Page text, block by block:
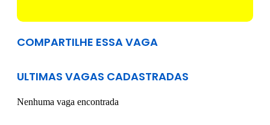
COMPARTILHE ESSA VAGA
ULTIMAS VAGAS CADASTRADAS
Nenhuma vaga encontrada